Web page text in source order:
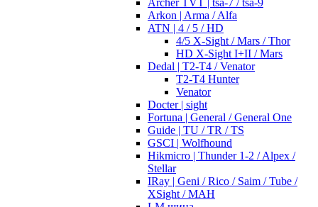
Archer TVT | tsa-7 / tsa-9
Arkon | Arma / Alfa
ATN | 4 / 5 / HD
4/5 X-Sight / Mars / Thor
HD X-Sight I+II / Mars
Dedal | T2-T4 / Venator
T2-T4 Hunter
Venator
Docter | sight
Fortuna | General / General One
Guide | TU / TR / TS
GSCI | Wolfhound
Hikmicro | Thunder 1-2 / Alpex /
Stellar
IRay | Geni / Rico / Saim / Tube /
XSight / MAH